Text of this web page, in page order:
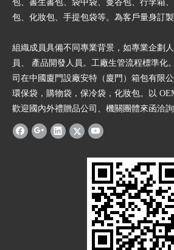
包、書生書包、袋中袋、曼谷包、行李箱
包、化妝包、手提包袋等。為客戶量身訂製
組織成員具備不同專業背景，如專業企劃
員、 產品開發人員。工廠生管流程標準化
司在中國廈門設廠安特（廈門）箱包有限
環保袋，購物袋，保冷袋，化妝包。以
歡迎國內外禮贈品公司、機關團體來函洽詢